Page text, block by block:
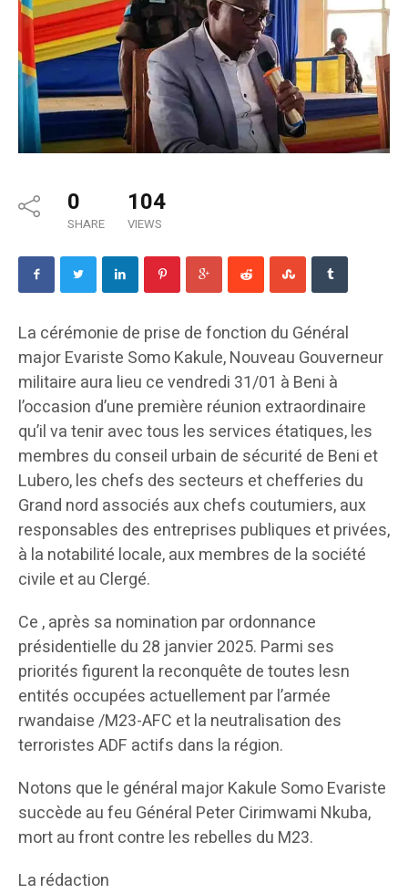
0
SHARE
104
VIEWS
La cérémonie de prise de fonction du Général
major Evariste Somo Kakule, Nouveau Gouverneur
militaire aura lieu ce vendredi 31/01 à Beni à
l’occasion d’une première réunion extraordinaire
qu’il va tenir avec tous les services étatiques, les
membres du conseil urbain de sécurité de Beni et
Lubero, les chefs des secteurs et chefferies du
Grand nord associés aux chefs coutumiers, aux
responsables des entreprises publiques et privées,
à la notabilité locale, aux membres de la société
civile et au Clergé.
Ce , après sa nomination par ordonnance
présidentielle du 28 janvier 2025. Parmi ses
priorités figurent la reconquête de toutes lesn
entités occupées actuellement par l’armée
rwandaise /M23-AFC et la neutralisation des
terroristes ADF actifs dans la région.
Notons que le général major Kakule Somo Evariste
succède au feu Général Peter Cirimwami Nkuba,
mort au front contre les rebelles du M23.
La rédaction